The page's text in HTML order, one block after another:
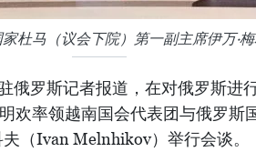
杜马（议会下院）第一副主席伊万·
俄罗斯记者报道，在对俄罗斯进
欢率领越南国会代表团与俄罗斯
（Ivan Melnhikov）举行会谈。